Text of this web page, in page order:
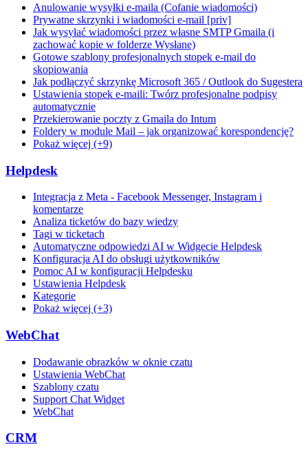
Anulowanie wysyłki e-maila (Cofanie wiadomości)
Prywatne skrzynki i wiadomości e-mail [priv]
Jak wysyłać wiadomości przez własne SMTP Gmaila (i
zachować kopie w folderze Wysłane)
Gotowe szablony profesjonalnych stopek e-mail do
skopiowania
Jak podłączyć skrzynkę Microsoft 365 / Outlook do Sugestera
Ustawienia stopek e-maili: Twórz profesjonalne podpisy
automatycznie
Przekierowanie poczty z Gmaila do Intum
Foldery w module Mail – jak organizować korespondencję?
Pokaż więcej (+9)
Helpdesk
Integracja z Meta - Facebook Messenger, Instagram i
komentarze
Analiza ticketów do bazy wiedzy
Tagi w ticketach
Automatyczne odpowiedzi AI w Widgecie Helpdesk
Konfiguracja AI do obsługi użytkowników
Pomoc AI w konfiguracji Helpdesku
Ustawienia Helpdesk
Kategorie
Pokaż więcej (+3)
WebChat
Dodawanie obrazków w oknie czatu
Ustawienia WebChat
Szablony czatu
Support Chat Widget
WebChat
CRM